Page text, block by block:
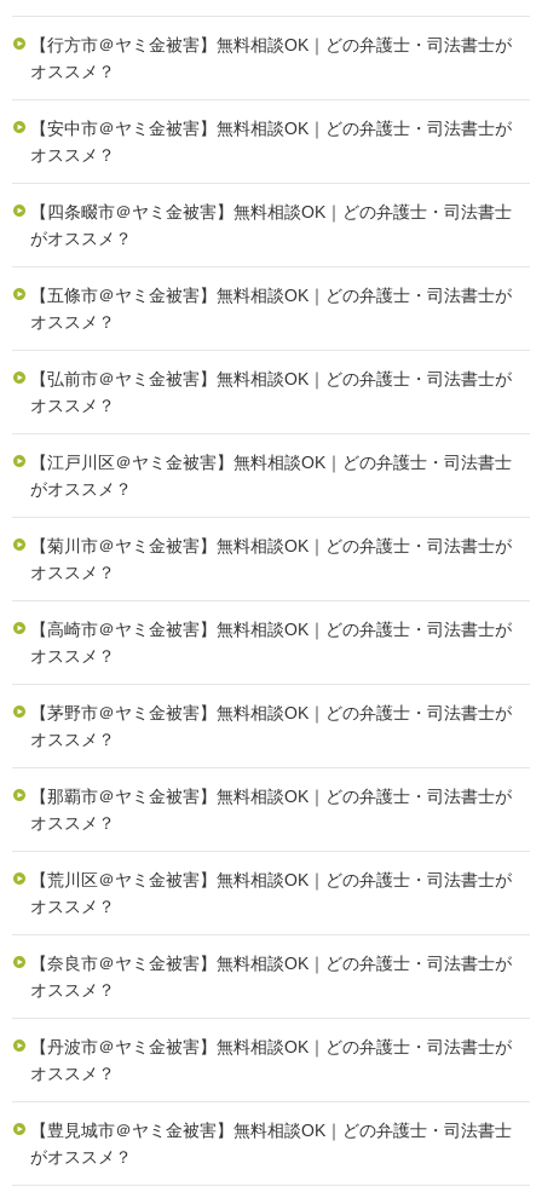
【行方市＠ヤミ金被害】無料相談OK｜どの弁護士・司法書士が
オススメ？
【安中市＠ヤミ金被害】無料相談OK｜どの弁護士・司法書士が
オススメ？
【四条畷市＠ヤミ金被害】無料相談OK｜どの弁護士・司法書士
がオススメ？
【五條市＠ヤミ金被害】無料相談OK｜どの弁護士・司法書士が
オススメ？
【弘前市＠ヤミ金被害】無料相談OK｜どの弁護士・司法書士が
オススメ？
【江戸川区＠ヤミ金被害】無料相談OK｜どの弁護士・司法書士
がオススメ？
【菊川市＠ヤミ金被害】無料相談OK｜どの弁護士・司法書士が
オススメ？
【高崎市＠ヤミ金被害】無料相談OK｜どの弁護士・司法書士が
オススメ？
【茅野市＠ヤミ金被害】無料相談OK｜どの弁護士・司法書士が
オススメ？
【那覇市＠ヤミ金被害】無料相談OK｜どの弁護士・司法書士が
オススメ？
【荒川区＠ヤミ金被害】無料相談OK｜どの弁護士・司法書士が
オススメ？
【奈良市＠ヤミ金被害】無料相談OK｜どの弁護士・司法書士が
オススメ？
【丹波市＠ヤミ金被害】無料相談OK｜どの弁護士・司法書士が
オススメ？
【豊見城市＠ヤミ金被害】無料相談OK｜どの弁護士・司法書士
がオススメ？